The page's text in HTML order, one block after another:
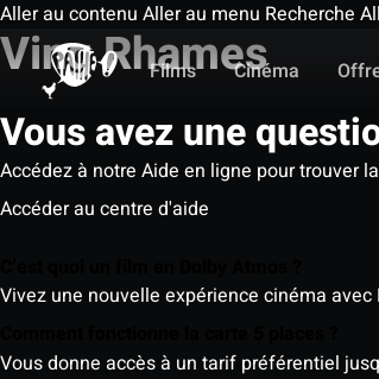
Aller au contenu Aller au menu Recherche
Films
Cinéma
Ving Rhames
Vous avez une
Accédez à notre Aide en ligne pour trouver
Accéder au centre d'aide
Vivez une nouvelle expérience cinéma
Vous donne accès à un tarif préférentiel